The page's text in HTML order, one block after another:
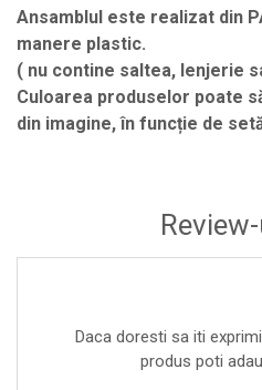
Ansamblul este realizat din
manere plastic.
( nu contine saltea, lenjerie
Culoarea produselor poate
din imagine, în funcție de
Daca doresti sa iti
produs poti